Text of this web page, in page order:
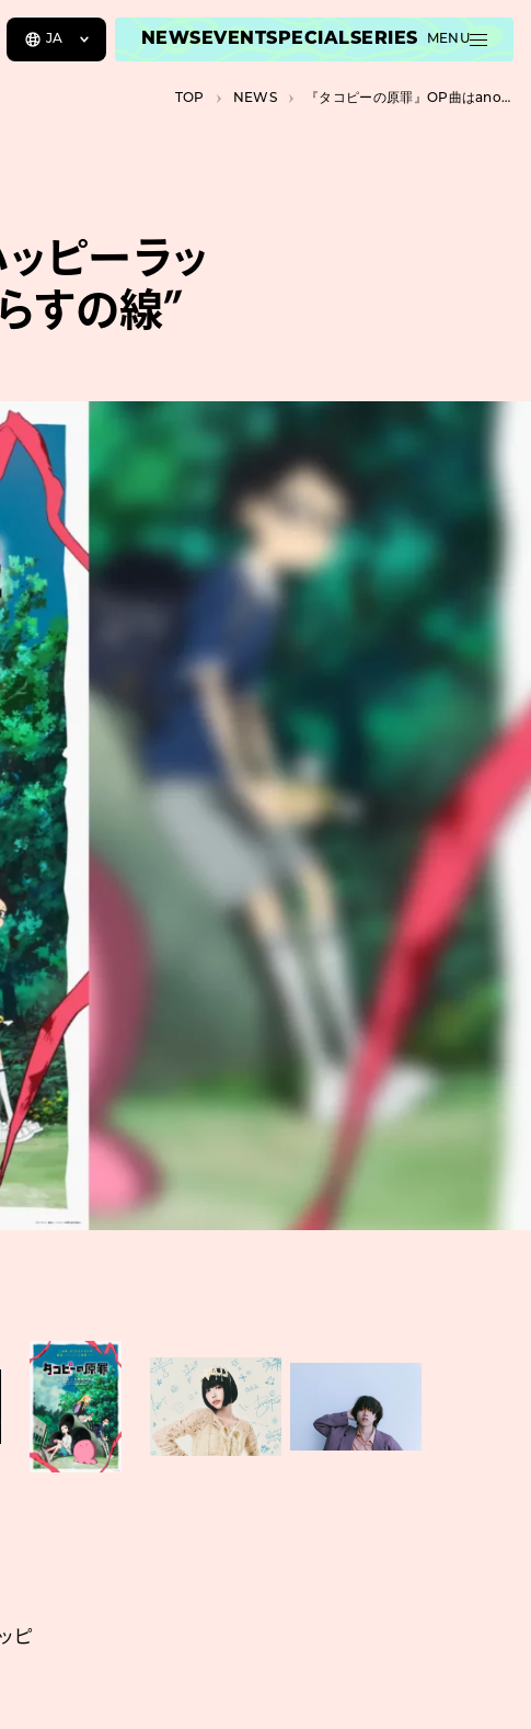
JA NEWS EVENTSPECIALSERIES MENU
TOP NEWS 『タコピーの原罪』OP曲はano”ハッピーラッキーチャッピー”、ED曲はTele”がらすの線”
ピーラッ
すの線”
ピ